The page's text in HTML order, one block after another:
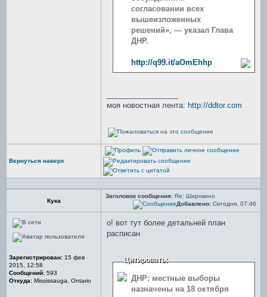
согласовании всех
вышеизложенных
решений», — указал Глава
ДНР.
http://q99.it/aOmEhhp
моя новостная лента: http://ddtor.com
Вернуться наверх
Кука
Заголовок сообщения: Re: Широкино
Добавлено: Сегодня, 07:46
Зарегистрирован: 15 фев
2015, 12:58
Сообщений: 593
Откуда: Mississauga, Ontario
о! вот тут более детальней план
расписан
Цитировать:
ДНР: местные выборы
назначены на 18 октября